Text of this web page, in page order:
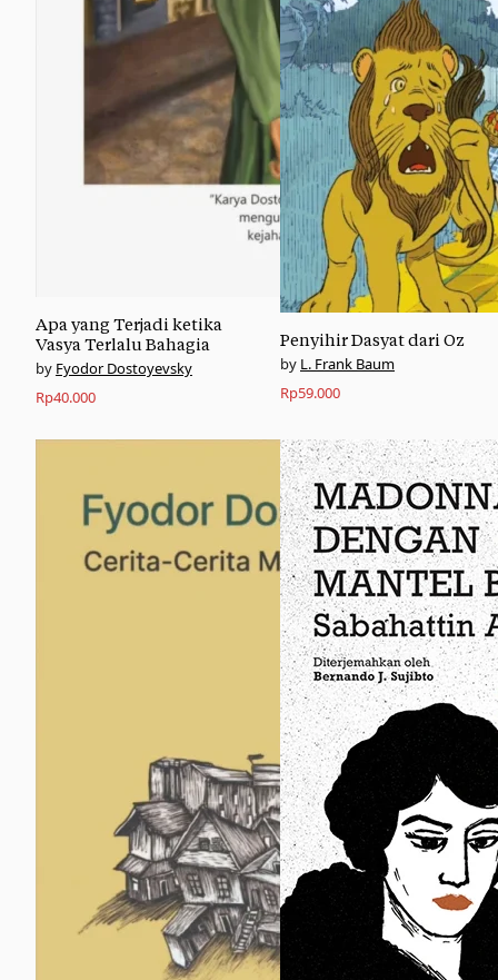
Apa yang Terjadi ketika
Vasya Terlalu Bahagia
Fyodor Dostoyevsky
Rp40.000
Penyihir Dasyat dari Oz
L. Frank Baum
Rp59.000